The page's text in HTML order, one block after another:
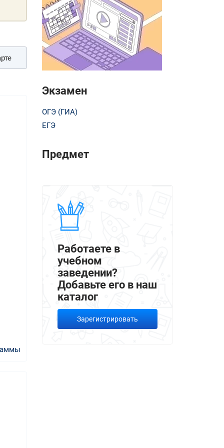
Экзамен
ОГЭ (ГИА)
ЕГЭ
Предмет
Работаете в
учебном
заведении?
Добавьте его в наш
каталог
Зарегистрировать